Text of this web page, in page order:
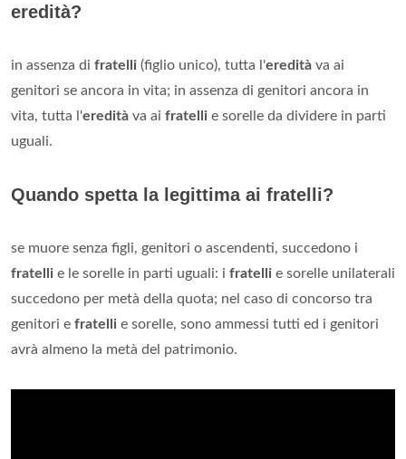
eredità?
in assenza di fratelli (figlio unico), tutta l'eredità va ai
genitori se ancora in vita; in assenza di genitori ancora in
vita, tutta l'eredità va ai fratelli e sorelle da dividere in parti
uguali.
Quando spetta la legittima ai fratelli?
se muore senza figli, genitori o ascendenti, succedono i
fratelli e le sorelle in parti uguali: i fratelli e sorelle unilaterali
succedono per metà della quota; nel caso di concorso tra
genitori e fratelli e sorelle, sono ammessi tutti ed i genitori
avrà almeno la metà del patrimonio.